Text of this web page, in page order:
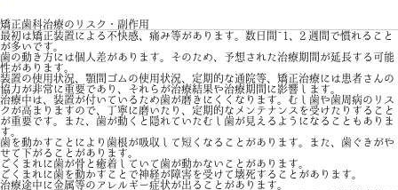
矯正歯科治療のリスク・副作用
最初は矯正装置による不快感、痛み等があります。数日間~1、2 週間で慣れること
が多いです。
歯の動き方には個人差があります。そのため、予想された治療期間が延長する可能
性があります。
装置の使用状況、顎間ゴムの使用状況、定期的な通院等、矯正治療には患者さんの
協力が非常に重要であり、それらが治療結果や治療期間に影響します。
治療中は、装置が付いているため歯が磨きにくくなります。むし歯や歯周病のリス
クが高まりますので、丁寧に磨いたり、定期的なメンテナンスを受けたりすること
が重要です。また、歯が動くと隠れていたむし歯が見えるようになることもありま
す。
歯を動かすことにより歯根が吸収して短くなることがあります。また、歯ぐきがや
せて下がることがあります。
ごくまれに歯が骨と癒着していて歯が動かないことがあります。
ごくまれに歯を動かすことで神経が障害を受けて壊死することがあります。
治療途中に金属等のアレルギー症状が出ることがあります。